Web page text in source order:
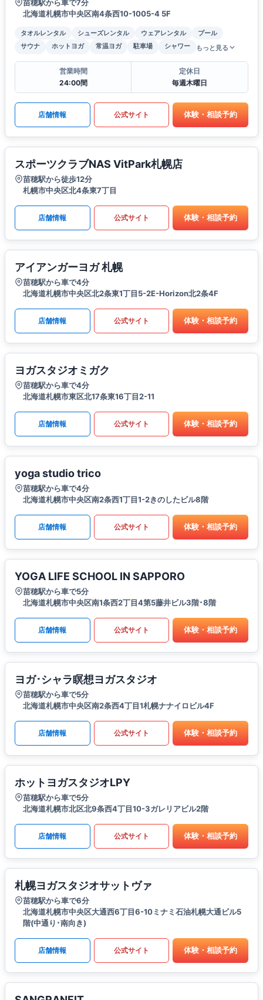
苗穂駅から車で7分
北海道札幌市中央区南4条西10-1005-4 5F
タオルレンタル シューズレンタル ウェアレンタル
プール
サウナ
ホットヨガ 常温ヨガ 駐車場 シャワー もっと見る
営業時間
24:00間
定休日
毎週木曜日
店舗情報 公式サイト 体験・相談予約
スポーツクラブNAS VitPark札幌店
苗穂駅から徒歩12分
札幌市中央区北4条東7丁目
店舗情報 公式サイト 体験・相談予約
アイアンガーヨガ 札幌
苗穂駅から車で4分
北海道札幌市中央区北2条東1丁目5-2E-Horizon北2条4F
店舗情報 公式サイト 体験・相談予約
ヨガスタジオミガク
苗穂駅から車で4分
北海道札幌市東区北17条東16丁目2-11
店舗情報 公式サイト 体験・相談予約
yoga studio trico
苗穂駅から車で4分
北海道札幌市中央区南2条西1丁目1-2きのしたビル8階
店舗情報 公式サイト 体験・相談予約
YOGA LIFE SCHOOL IN SAPPORO
苗穂駅から車で5分
北海道札幌市中央区南1条西2丁目4第5藤井ビル3階･8階
店舗情報 公式サイト 体験・相談予約
ヨガ･シャラ瞑想ヨガスタジオ
苗穂駅から車で5分
北海道札幌市中央区南2条西4丁目1札幌ナナイロビル4F
店舗情報 公式サイト 体験・相談予約
ホットヨガスタジオLPY
苗穂駅から車で5分
北海道札幌市北区北9条西4丁目10-3ガレリアビル2階
店舗情報 公式サイト 体験・相談予約
札幌ヨガスタジオサットヴァ
苗穂駅から車で6分
北海道札幌市中央区大通西6丁目6-10ミナミ石油札幌大通ビル5
階(中通り･南向き)
店舗情報 公式サイト 体験・相談予約